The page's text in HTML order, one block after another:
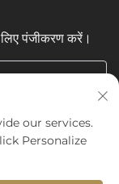
पंजीकरण करें।
our services.
Personalize